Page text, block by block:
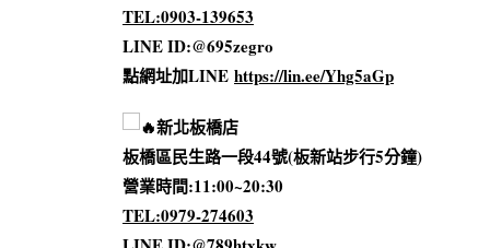
TEL:0903-139653
LINE ID:@695zegro
點網址加LINE https://lin.ee/Yhg5aGp
新北板橋店
板橋區民生路一段44號(板新站步行5分鐘)
營業時間:11:00~20:30
TEL:0979-274603